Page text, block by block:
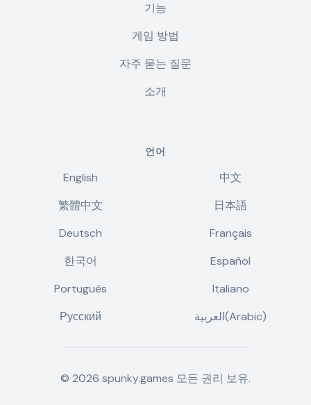
기능
게임 방법
자주 묻는 질문
소개
언어
English
中文
繁體中文
日本語
Deutsch
Français
한국어
Español
Português
Italiano
Русский
العربية(Arabic)
© 2026 spunky.games 모든 권리 보유.